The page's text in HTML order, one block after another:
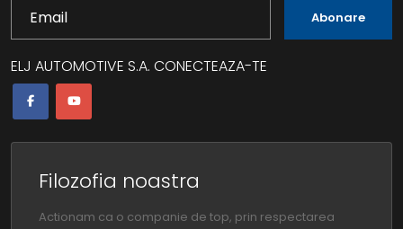
Abonare
ELJ AUTOMOTIVE S.A. CONECTEAZA-TE
Filozofia noastra
Actionam ca o companie de top, prin respectarea